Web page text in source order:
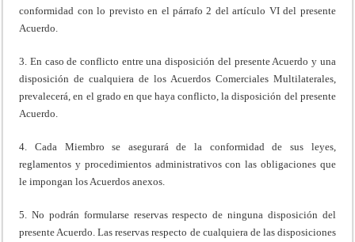
conformidad con lo previsto en el párrafo 2 del artículo VI del presente
Acuerdo.
3. En caso de conflicto entre una disposición del presente Acuerdo y una
disposición de cualquiera de los Acuerdos Comerciales Multilaterales,
prevalecerá, en el grado en que haya conflicto, la disposición del presente
Acuerdo.
4. Cada Miembro se asegurará de la conformidad de sus leyes,
reglamentos y procedimientos administrativos con las obligaciones que
le impongan los Acuerdos anexos.
5. No podrán formularse reservas respecto de ninguna disposición del
presente Acuerdo. Las reservas respecto de cualquiera de las disposiciones